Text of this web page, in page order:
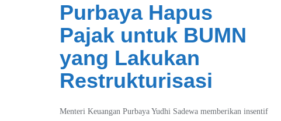
Purbaya Hapus
Pajak untuk BUMN
yang Lakukan
Restrukturisasi
Menteri Keuangan Purbaya Yudhi Sadewa memberikan insentif